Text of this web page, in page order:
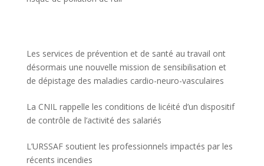
Les services de prévention et de santé au travail ont
désormais une nouvelle mission de sensibilisation et
de dépistage des maladies cardio-neuro-vasculaires
La CNIL rappelle les conditions de licéité d’un dispositif
de contrôle de l’activité des salariés
L’URSSAF soutient les professionnels impactés par les
récents incendies